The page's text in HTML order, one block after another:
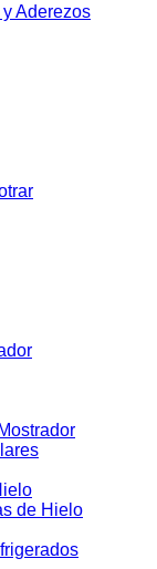
Aderezos
de Hielo